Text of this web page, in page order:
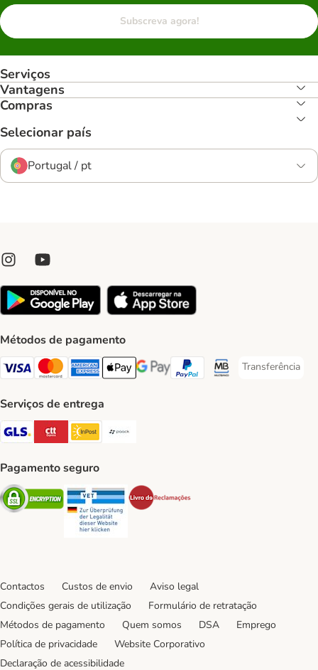
Subscreva agora!
Serviços
Vantagens
Compras
Selecionar país
Portugal / pt
Métodos de pagamento
Visa Payment Method
Mastercard Payment Method
American Express Payment Method
Apple Pay Payment Method
Google Pay Payment Method
PayPal Payment Method
Multibanco Payment
Transferência
Transferência
Serviços de entrega
GLS Shipping Method
CTTExpress Shipping Method
InPost Shipping Method
Pagamento seguro
Security Security
Contactos Custos de envio
Aviso legal
Condições gerais de utilização
Formulário de retratação
Métodos de pagamento
Quem somos DSA
Emprego
Política de privacidade
Website Corporativo
Declaração de acessibilidade